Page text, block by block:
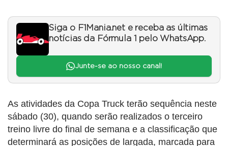
Siga o F1Mania.net e receba as últimas
notícias da Fórmula 1 pelo WhatsApp.
Junte-se ao nosso canal!
As atividades da Copa Truck terão sequência neste
sábado (30), quando serão realizados o terceiro
treino livre do final de semana e a classificação que
determinará as posições de largada, marcada para